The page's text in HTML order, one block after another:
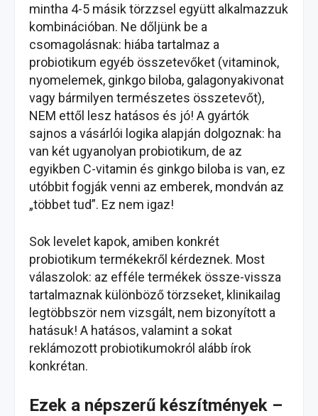
mintha 4-5 másik törzzsel együtt alkalmazzuk
kombinációban. Ne dőljünk be a
csomagolásnak: hiába tartalmaz a
probiotikum egyéb összetevőket (vitaminok,
nyomelemek, ginkgo biloba, galagonyakivonat
vagy bármilyen természetes összetevőt),
NEM ettől lesz hatásos és jó! A gyártók
sajnos a vásárlói logika alapján dolgoznak: ha
van két ugyanolyan probiotikum, de az
egyikben C-vitamin és ginkgo biloba is van, ez
utóbbit fogják venni az emberek, mondván az
„többet tud”. Ez nem igaz!
Sok levelet kapok, amiben konkrét
probiotikum termékekről kérdeznek. Most
válaszolok: az efféle termékek össze-vissza
tartalmaznak különböző törzseket, klinikailag
legtöbbször nem vizsgált, nem bizonyított a
hatásuk! A hatásos, valamint a sokat
reklámozott probiotikumokról alább írok
konkrétan.
Ezek a népszerű készítmények –